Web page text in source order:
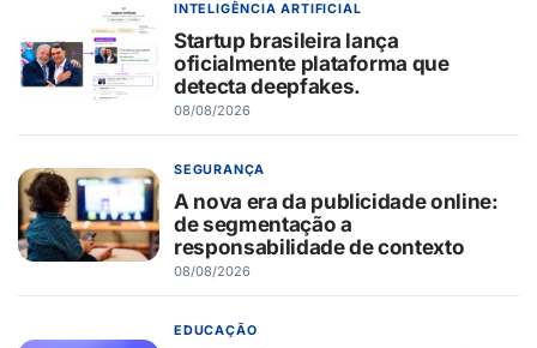
INTELIGÊNCIA ARTIFICIAL
Startup brasileira lança
oficialmente plataforma que
detecta deepfakes.
08/08/2026
SEGURANÇA
A nova era da publicidade online:
de segmentação a
responsabilidade de contexto
08/08/2026
EDUCAÇÃO